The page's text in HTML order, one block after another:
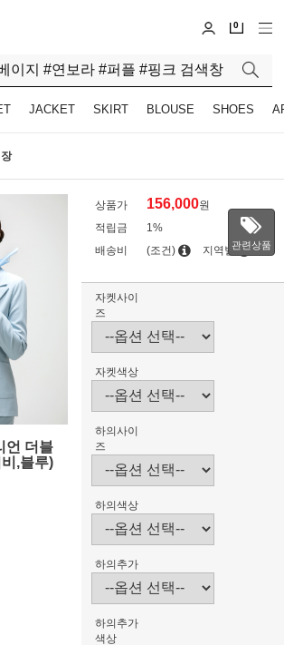
0
JACKET SKIRT BLOUSE SHOES
언 더블
,블루)
상품가 156,000원
적립금
1%
배송비
(조건) 지역별관련상품
자켓사이
즈
자켓색상
하의사이
즈
하의색상
하의추가
하의추가
색상